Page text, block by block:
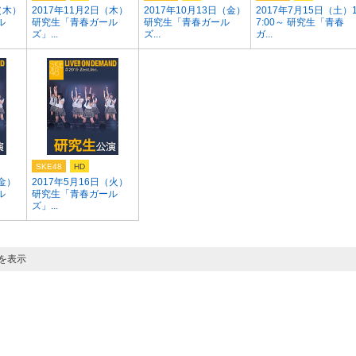
）
2017年11月2日（木）
研究生「青春ガール
ズ」...
2017年10月13日（金）
研究生「青春ガール
ズ...
2017年7月15日（土）
7:00～ 研究生「青春
ガ...
2017年5月16日（火）
研究生「青春ガール
ズ」...
SKE48 HD
表示